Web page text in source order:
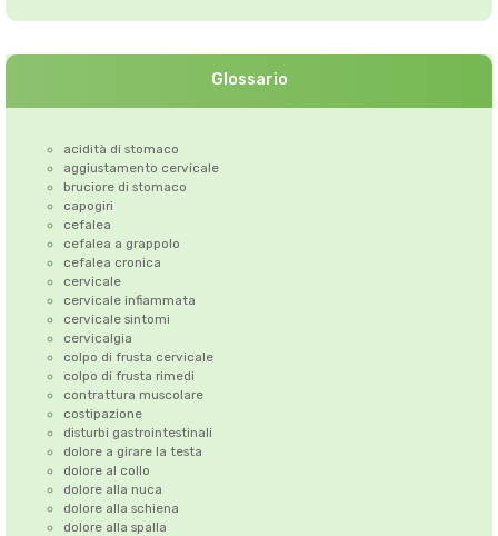
Glossario
acidità di stomaco
aggiustamento cervicale
bruciore di stomaco
capogiri
cefalea
cefalea a grappolo
cefalea cronica
cervicale
cervicale infiammata
cervicale sintomi
cervicalgia
colpo di frusta cervicale
colpo di frusta rimedi
contrattura muscolare
costipazione
disturbi gastrointestinali
dolore a girare la testa
dolore al collo
dolore alla nuca
dolore alla schiena
dolore alla spalla